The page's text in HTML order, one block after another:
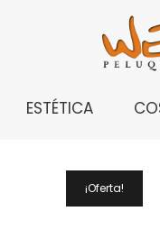
ESTÉTICA
¡Oferta!